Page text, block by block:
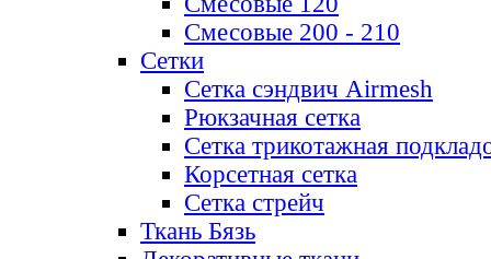
Смесовые 200 - 210
Сетки
Сетка сэндвич Airmesh
Рюкзачная сетка
Сетка трикотажная
Корсетная сетка
Сетка стрейч
Ткань Бязь